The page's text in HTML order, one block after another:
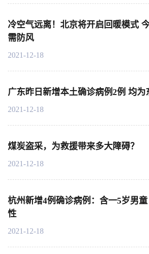
冷空气远离！北京将开启回暖模式
需防风
2021-12-18
广东昨日新增本土确诊病例2例 均为
2021-12-18
煤炭盗采，为救援带来多大障碍？
2021-12-18
杭州新增4例确诊病例：含一5岁男
性
2021-12-18